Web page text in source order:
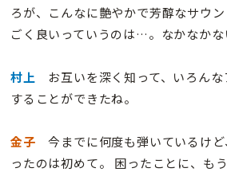
ろが、こんなに艶やかで芳醇なサウ
ごく良いっていうのは…。なかなかな
村上 お互いを深く知って、いろん
することができたね。
金子今までに何度も弾いているけ
ったのは初めて。 困ったことに、も